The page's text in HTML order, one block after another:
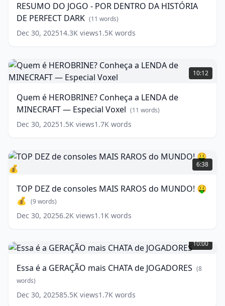
🐉
(14
POR
DENTRO
DA
HISTÓRIA
PERFECT
DARK
(11
words)
RESUMO DO JOGO - POR DENTRO DA HISTÓRIA
DE PERFECT DARK (11 words)
Dec 30, 202514.3K views1.5K words
Quem
é
HEROBRINE?
a
LENDA
de
MINECRAFT
Especial
Voxel (11
words)
10:12
Quem é HEROBRINE? Conheça a LENDA de
MINECRAFT — Especial Voxel (11 words)
Dec 30, 20251.5K views1.7K words
TOP
DEZ
de
MAIS
RAROS
do
MUNDO!
💰
(9
6:38
TOP DEZ de consoles MAIS RAROS do MUNDO! 🤑
💰 (9words)
Dec 30, 20256.2K views1.1K words
é
a
mais
CHATA
de
JOGADORES
10:00
Essa é a GERAÇÃO mais CHATA de JOGADORES (8
words)
Dec 30, 202585.5K views1.7K words